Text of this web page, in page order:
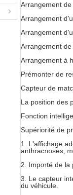
Arrangement
Arrangement
Arrangement
Arrangement
Arrangement à
Prémonter de
Capteur de
La position des
Fonction
Supériorité de
1. L'affichage
anthracnoses,
2. Importé de la
3. Le capteur
du véhicule.